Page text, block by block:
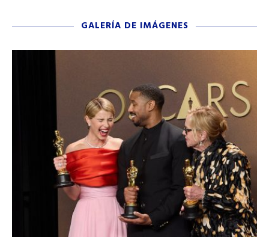
GALERÍA DE IMÁGENES